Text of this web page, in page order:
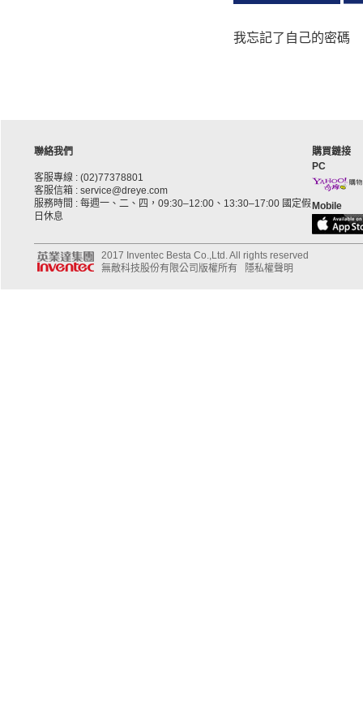
我忘記了自己的密碼
聯絡我們
客服專線 : (02)77378801
客服信箱 : service@dreye.com
服務時間 : 每週一、二、四，09:30–12:00、13:30–17:00 國定假
日休息
購買鏈接
PC
Mobile
2017 Inventec Besta Co.,Ltd. All rights reserved
無敵科技股份有限公司版權所有
隱私權聲明